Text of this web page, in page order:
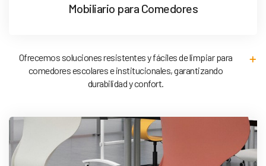
Mobiliario para Comedores
Ofrecemos soluciones resistentes y fáciles de limpiar para
comedores escolares e institucionales, garantizando
durabilidad y confort.